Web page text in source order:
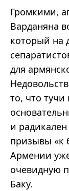
Громкими,
Варданяна
который на
для
то, что
и
призывы «к
Армении
очевидную
Баку.